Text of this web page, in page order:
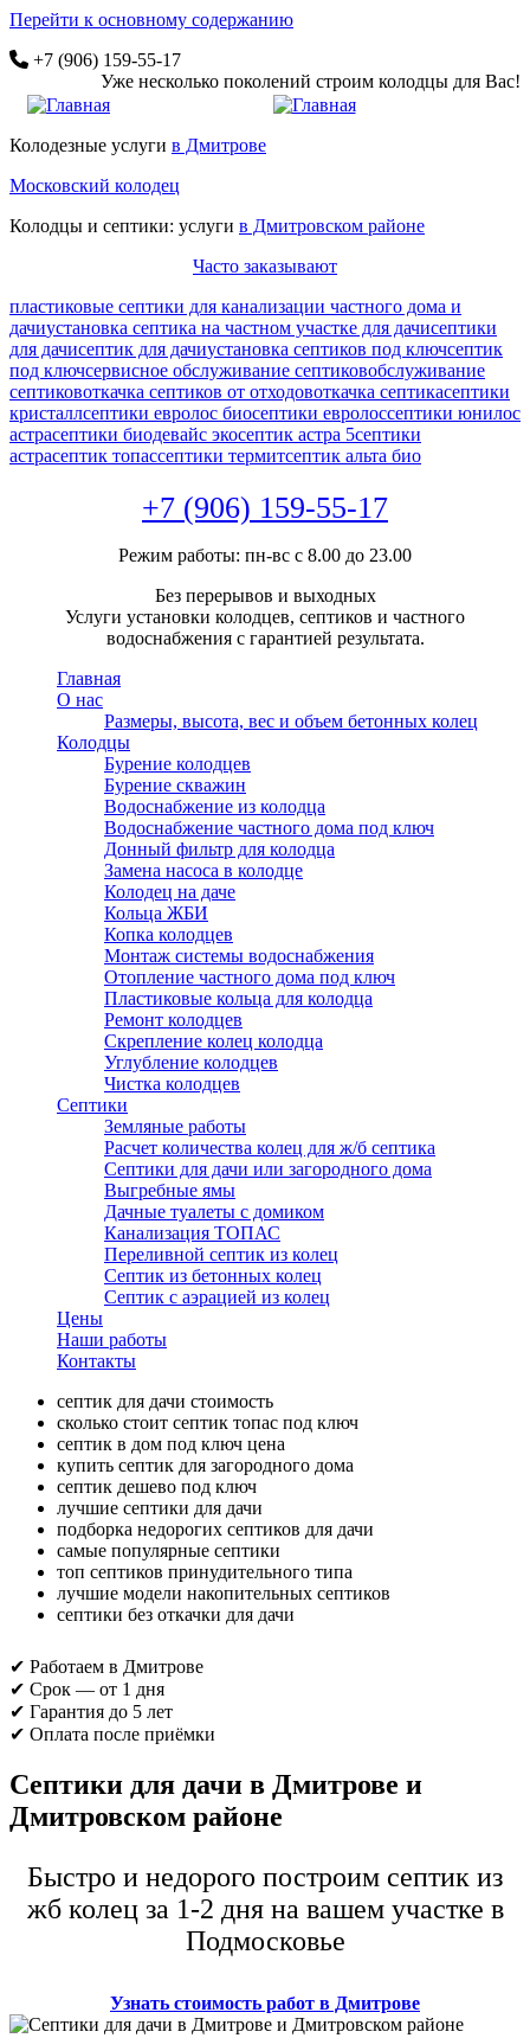
Перейти к основному содержанию
+7 (906) 159-55-17
Уже несколько поколений строим колодцы для Вас!
Колодезные услуги в Дмитрове
Московский колодец
Колодцы и септики: услуги в Дмитровском районе
Часто заказывают
пластиковые септики для канализации частного дома и
дачиустановка септика на частном участке для дачисептики
для дачисептик для дачиустановка септиков под ключсептик
под ключсервисное обслуживание септиковобслуживание
септиковоткачка септиков от отходовоткачка септикасептики
кристаллсептики евролос биосептики евролоссептики юнилос
астрасептики биодевайс экосептик астра 5септики
астрасептик топассептики термитсептик альта био
+7 (906) 159-55-17
Режим работы: пн-вс с 8.00 до 23.00
Без перерывов и выходных
Услуги установки колодцев, септиков и частного
водоснабжения с гарантией результата.
Главная
О нас
Размеры, высота, вес и объем бетонных колец
Колодцы
Бурение колодцев
Бурение скважин
Водоснабжение из колодца
Водоснабжение частного дома под ключ
Донный фильтр для колодца
Замена насоса в колодце
Колодец на даче
Кольца ЖБИ
Копка колодцев
Монтаж системы водоснабжения
Отопление частного дома под ключ
Пластиковые кольца для колодца
Ремонт колодцев
Скрепление колец колодца
Углубление колодцев
Чистка колодцев
Септики
Земляные работы
Расчет количества колец для ж/б септика
Септики для дачи или загородного дома
Выгребные ямы
Дачные туалеты с домиком
Канализация ТОПАС
Переливной септик из колец
Септик из бетонных колец
Септик с аэрацией из колец
Цены
Наши работы
Контакты
септик для дачи стоимость
сколько стоит септик топас под ключ
септик в дом под ключ цена
купить септик для загородного дома
септик дешево под ключ
лучшие септики для дачи
подборка недорогих септиков для дачи
самые популярные септики
топ септиков принудительного типа
лучшие модели накопительных септиков
септики без откачки для дачи
✔ Работаем в Дмитрове
✔ Срок — от 1 дня
✔ Гарантия до 5 лет
✔ Оплата после приёмки
Септики для дачи в Дмитрове и
Дмитровском районе
Быстро и недорого построим септик из
жб колец за 1-2 дня на вашем участке в
Подмосковье
Узнать стоимость работ в Дмитрове